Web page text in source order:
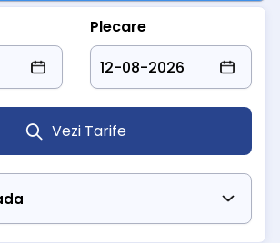
pune la dispoziție
3 piscine exterioare
Herculane este alegerea potrivită pentru
stațiuni balneare din România.
Plecare
Vezi Tarife